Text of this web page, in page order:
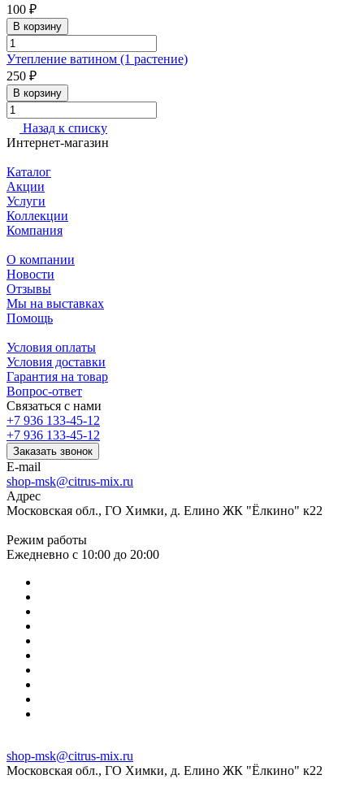
100 ₽
В корзину
Утепление ватином (1 растение)
250 ₽
В корзину
Назад к списку
Интернет-магазин
Каталог
Акции
Услуги
Коллекции
Компания
О компании
Новости
Отзывы
Мы на выставках
Помощь
Условия оплаты
Условия доставки
Гарантия на товар
Вопрос-ответ
Связаться с нами
+7 936 133-45-12
+7 936 133-45-12
Заказать звонок
E-mail
shop-msk@citrus-mix.ru
Адрес
Московская обл., ГО Химки, д. Елино ЖК "Ёлкино" к22
Режим работы
Ежедневно с 10:00 до 20:00
shop-msk@citrus-mix.ru
Московская обл., ГО Химки, д. Елино ЖК "Ёлкино" к22